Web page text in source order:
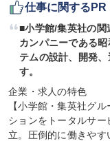
仕事に関するPR
■小学館/集英社の関
カンパニーである
テムの設計、開発
す。
企業・求人の特色
【小学館・集英社グ
ションをトータルサ
立。圧倒的に働きや